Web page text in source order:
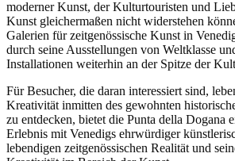
moderner Kunst, der Kulturtouristen und
Kunst gleichermaßen nicht widerstehen
Galerien für zeitgenössische Kunst in
durch seine Ausstellungen von Weltklasse
Installationen weiterhin an der Spitze der
Für Besucher, die daran interessiert sind,
Kreativität inmitten des gewohnten
zu entdecken, bietet die Punta della Dogana
Erlebnis mit Venedigs ehrwürdiger
lebendigen zeitgenössischen Realität und